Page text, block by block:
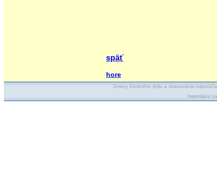
späť
hore
Zmeny životného štýlu a stravovania
materiálov